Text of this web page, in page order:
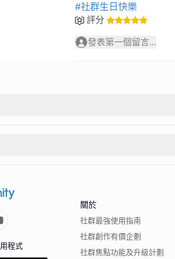
#社群生日快樂
評分
發表第一個留言...
程式
關於
社群最強使用指南
社群創作有價企劃
社群焦點功能及升級計劃